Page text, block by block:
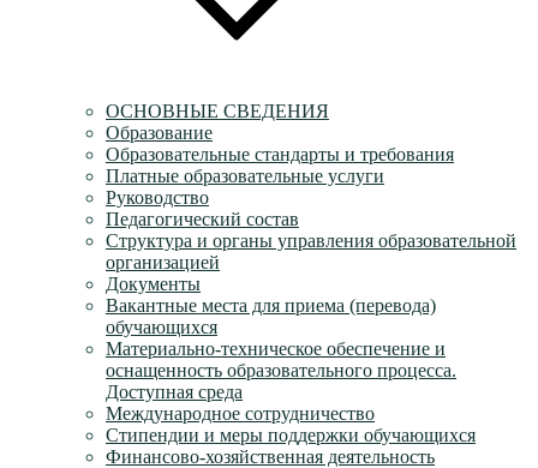
ОСНОВНЫЕ СВЕДЕНИЯ
Образование
Образовательные стандарты и требования
Платные образовательные услуги
Руководство
Педагогический состав
Структура и органы управления образовательной
организацией
Документы
Вакантные места для приема (перевода)
обучающихся
Материально-техническое обеспечение и
оснащенность образовательного процесса.
Доступная среда
Международное сотрудничество
Стипендии и меры поддержки обучающихся
Финансово-хозяйственная деятельность